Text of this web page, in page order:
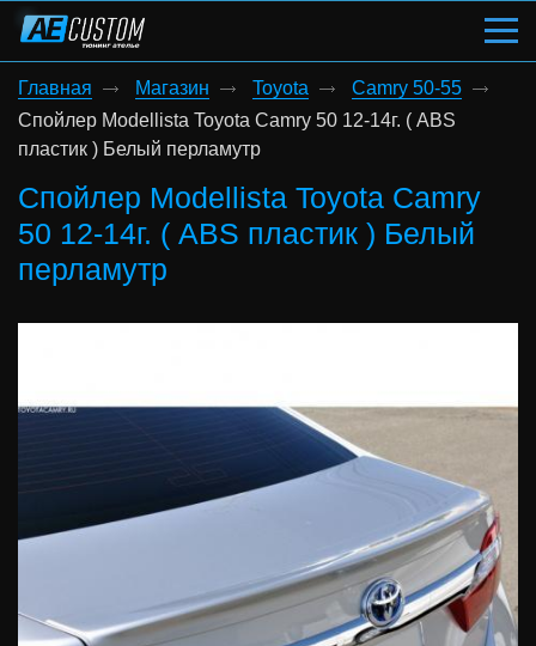
Главная Магазин Toyota
Camry 50-55
Спойлер Modellista Toyota Camry 50 12-14г. ( ABS
пластик ) Белый перламутр
Спойлер Modellista Toyota Camry
50 12-14г. ( ABS пластик ) Белый
перламутр